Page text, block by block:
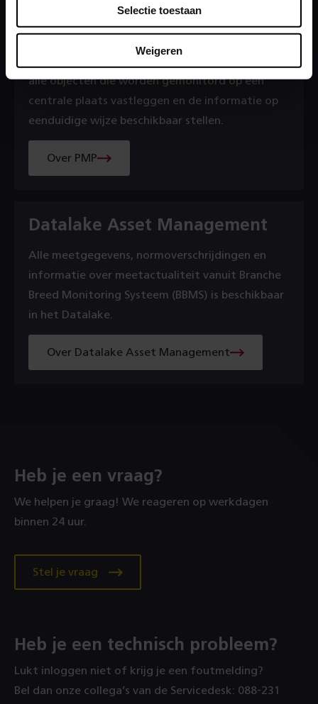
Selectie toestaan
Weigeren
alle objecten die worden gemonitord op één
centrale plaats vastleggen en de informatie op
eenduidige wijze beschikbaar stellen.
Over PMP
Datalake Asset Management
Alle meetgegevens, normoverschrijdingen en
informatie over meetactualiteit vanuit Branche
Breed Monitoring Systeem (BBMS) is beschikbaar
in het Datalake.
Over Datalake Asset Management
Heb je een vraag?
We helpen je graag! We reageren op werkdagen
binnen 24 uur.
Stel je vraag
Heb je een technisch probleem?
Lukt inloggen niet of krijg je een foutmelding?
Bel dan onze collega’s van de Servicedesk: 088‑231